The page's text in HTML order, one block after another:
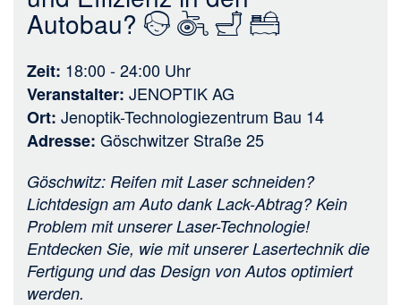
Autobau?
Zeit 18:00 - 24:00 Uhr
Veranstalter JENOPTIK AG
Ort Jenoptik-Technologiezentrum Bau 14
Adresse Göschwitzer Straße 25
Göschwitz: Reifen mit Laser schneiden?
Lichtdesign am Auto dank Lack-Abtrag? Kein
Problem mit unserer Laser-Technologie!
Entdecken Sie, wie mit unserer Lasertechnik die
Fertigung und das Design von Autos optimiert
werden.